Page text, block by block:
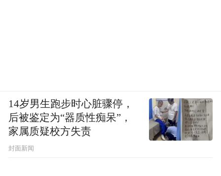
14岁男生跑步时心脏骤停，
后被鉴定为“器质性痴呆”，
家属质疑校方失责
封面新闻